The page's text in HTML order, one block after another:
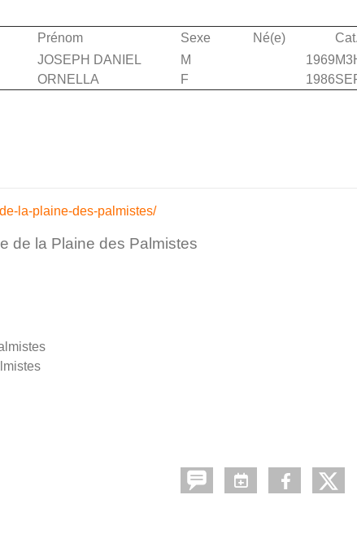
Prénom Sexe Né(e) Cat.
JOSEPH DANIEL M 1969
ORNELLA F 1986
la-plaine-des-palmistes/
de la Plaine des Palmistes